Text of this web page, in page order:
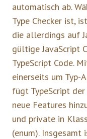
automatisch ab.
Type Checker ist,
die allerdings auf
gültige JavaScript
TypeScript Code.
einerseits um Typ-
fügt TypeScript
neue Features
und private in
(enum).